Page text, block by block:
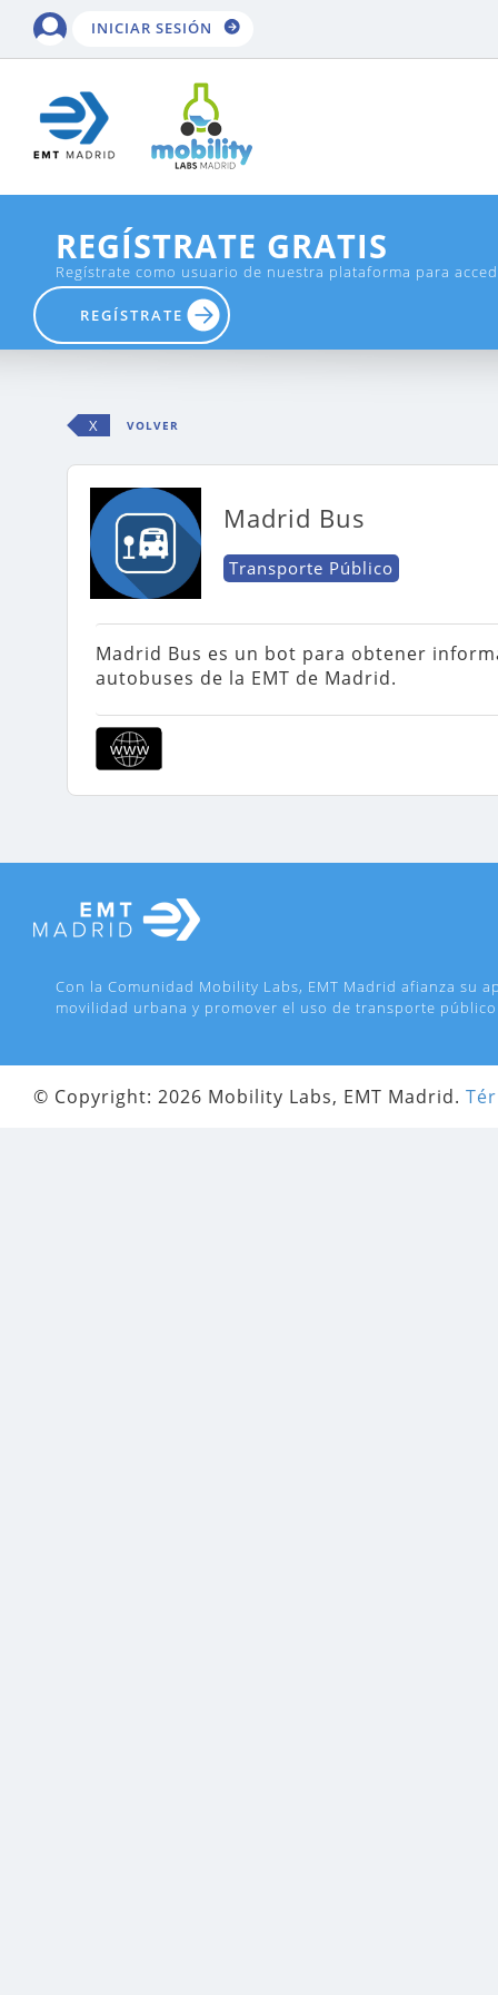
INICIAR SESIÓN
REGÍSTRATE GRATIS
Regístrate como usuario de nuestra plataforma para
REGÍSTRATE
X VOLVER
Madrid Bus
Transporte Público
Madrid Bus es un bot para obtener
autobuses de la EMT de Madrid.
Con la Comunidad Mobility Labs, EMT Madrid afianza su
movilidad urbana y promover el uso de transporte
© Copyright: 2026 Mobility Labs, EMT Madrid.